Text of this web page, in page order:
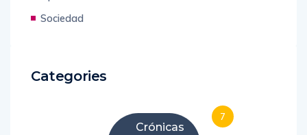
Sociedad
Categories
Crónicas
7